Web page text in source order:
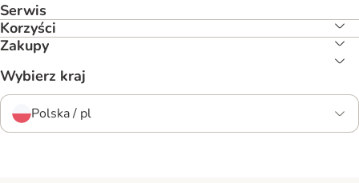
Serwis
Korzyści
Zakupy
Wybierz kraj
Polska / pl